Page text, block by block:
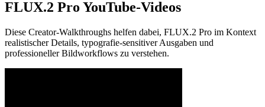
FLUX.2 Pro YouTube-Videos
Diese Creator-Walkthroughs helfen dabei, FLUX.2 Pro im Kontext
realistischer Details, typografie-sensitiver Ausgaben und
professioneller Bildworkflows zu verstehen.